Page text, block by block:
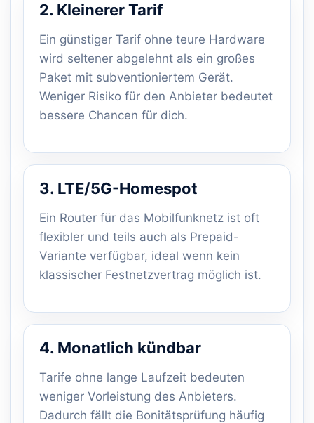
2. Kleinerer Tarif
Ein günstiger Tarif ohne teure Hardware
wird seltener abgelehnt als ein großes
Paket mit subventioniertem Gerät.
Weniger Risiko für den Anbieter bedeutet
bessere Chancen für dich.
3. LTE/5G-Homespot
Ein Router für das Mobilfunknetz ist oft
flexibler und teils auch als Prepaid-
Variante verfügbar, ideal wenn kein
klassischer Festnetzvertrag möglich ist.
4. Monatlich kündbar
Tarife ohne lange Laufzeit bedeuten
weniger Vorleistung des Anbieters.
Dadurch fällt die Bonitätsprüfung häufig